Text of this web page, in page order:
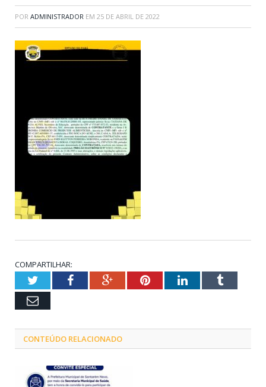
POR ADMINISTRADOR EM 25 DE ABRIL DE 2022
COMPARTILHAR:
TwitterFacebookGoogle+PinterestLinkedInTumblr
Email
CONTEÚDO RELACIONADO